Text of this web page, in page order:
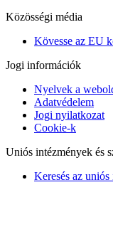
Közösségi média
Kövesse az EU
Jogi információk
Nyelvek a
Adatvédelem
Jogi nyilatkozat
Cookie-k
Uniós intézmények és
Keresés az